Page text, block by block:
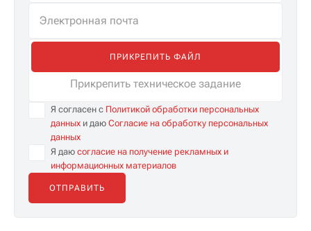
ПРИКРЕПИТЬ ФАЙЛ
Прикрепить техническое задание
Я согласен с Политикой обработки персональных
данных и даю Согласие на обработку персональных
данных
Я даю согласие на получение рекламных и
информационных материалов